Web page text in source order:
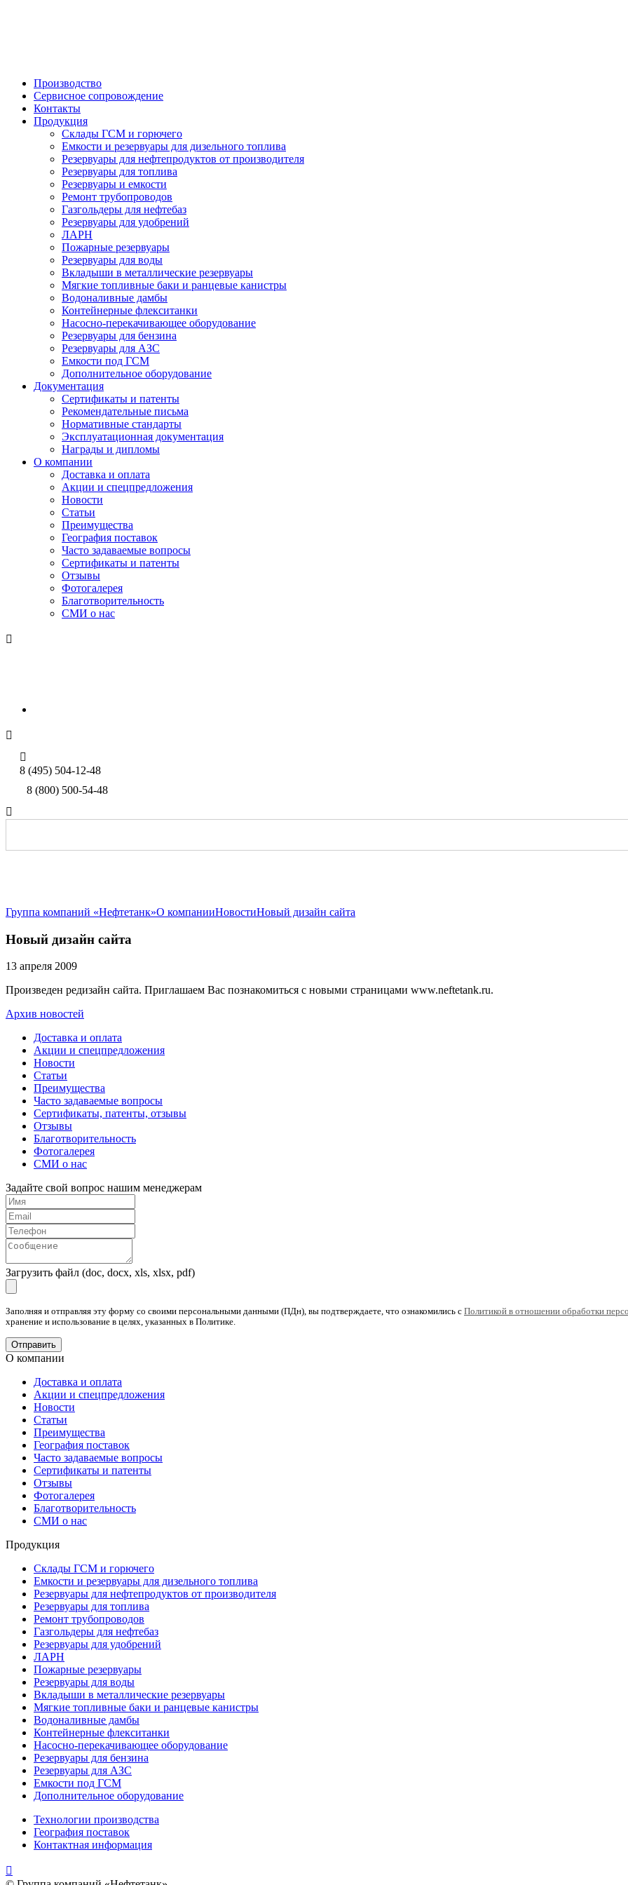
Производство
Сервисное сопровождение
Контакты
Продукция
Склады ГСМ и горючего
Емкости и резервуары для дизельного топлива
Резервуары для нефтепродуктов от производителя
Резервуары для топлива
Резервуары и емкости
Ремонт трубопроводов
Газгольдеры для нефтебаз
Резервуары для удобрений
ЛАРН
Пожарные резервуары
Резервуары для воды
Вкладыши в металлические резервуары
Мягкие топливные баки и ранцевые канистры
Водоналивные дамбы
Контейнерные флекситанки
Насосно-перекачивающее оборудование
Резервуары для бензина
Резервуары для АЗС
Емкости под ГСМ
Дополнительное оборудование
Документация
Сертификаты и патенты
Рекомендательные письма
Нормативные стандарты
Эксплуатационная документация
Награды и дипломы
О компании
Доставка и оплата
Акции и спецпредложения
Новости
Статьи
Преимущества
География поставок
Часто задаваемые вопросы
Сертификаты и патенты
Отзывы
Фотогалерея
Благотворительность
СМИ о нас



8 (495) 504-12-48
8 (800) 500-54-48

Группа компаний «Нефтетанк»О компанииНовостиНовый дизайн сайта
Новый дизайн сайта
13 апреля 2009
Произведен редизайн сайта. Приглашаем Вас познакомиться с новыми страницами www.neftetank.ru.
Архив новостей
Доставка и оплата
Акции и спецпредложения
Новости
Статьи
Преимущества
Часто задаваемые вопросы
Сертификаты, патенты, отзывы
Отзывы
Благотворительность
Фотогалерея
СМИ о нас
Задайте свой вопрос нашим менеджерам
Загрузить файл (doc, docx, xls, xlsx, pdf)
Заполняя и отправляя эту форму со своими персональными данными (ПДн), вы подтверждаете, что ознакомились с Политикой в отношении обработки
хранение и использование в целях, указанных в Политике.
О компании
Доставка и оплата
Акции и спецпредложения
Новости
Статьи
Преимущества
География поставок
Часто задаваемые вопросы
Сертификаты и патенты
Отзывы
Фотогалерея
Благотворительность
СМИ о нас
Продукция
Склады ГСМ и горючего
Емкости и резервуары для дизельного топлива
Резервуары для нефтепродуктов от производителя
Резервуары для топлива
Ремонт трубопроводов
Газгольдеры для нефтебаз
Резервуары для удобрений
ЛАРН
Пожарные резервуары
Резервуары для воды
Вкладыши в металлические резервуары
Мягкие топливные баки и ранцевые канистры
Водоналивные дамбы
Контейнерные флекситанки
Насосно-перекачивающее оборудование
Резервуары для бензина
Резервуары для АЗС
Емкости под ГСМ
Дополнительное оборудование
Технологии производства
География поставок
Контактная информация
